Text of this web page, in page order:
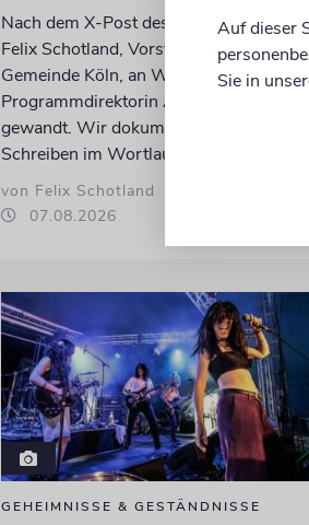
Nach dem X-Post des Journalisten hat
Felix Schotland, Vorstand der
Gemeinde Köln, an WDR-
Programmdirektorin Andrea Schafarczyk
gewandt. Wir dokumentieren das
Schreiben im Wortlaut
von Felix Schotland
07.08.2026
GEHEIMNISSE & GESTÄNDNISSE
Auf dieser
Sie in